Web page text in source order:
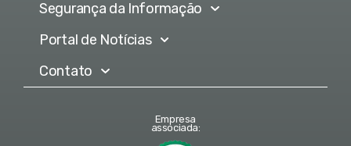
Segurança da Informação
Portal de Notícias
Contato
Empresa
associada: